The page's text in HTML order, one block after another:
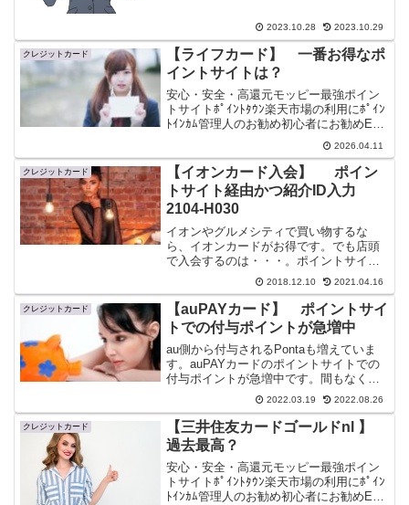
2023.10.28 2023.10.29
クレジットカード
【ライフカード】 一番お得なポ
イントサイトは？
安心・安全・高還元モッピー最強ポイン
トサイトﾎﾟｲﾝﾄﾀｳﾝ楽天市場の利用にﾎﾟｲﾝ
ﾄｲﾝｶﾑ管理人のお勧め初心者にお勧めEC
ナビAmazonご利用にハピタス全てが高還
元げん玉「ライフカード」とは？「ライ
フカード」は、ライフカード株式会社
が...
2026.04.11
クレジットカード
【イオンカード入会】 ポイン
トサイト経由かつ紹介ID入力
2104-H030
イオンやグルメシティで買い物するな
ら、イオンカードがお得です。でも店頭
で入会するのは・・・。ポイントサイト
と紹介IDを利用した、イオンカードの一
番有利な入会方法について書いてみまし
た。紹介ID載せています、使ってくださ
い。
2018.12.10 2021.04.16
クレジットカード
【auPAYカード】 ポイントサイ
トでの付与ポイントが急増中
au側から付与されるPontaも増えていま
す。auPAYカードのポイントサイトでの
付与ポイントが急増中です。間もなく開
始予定の「投資信託積立」への対策か
な？2022/08/26 5,000円以上のサイト
が多数 ※チャン...
2022.03.19 2022.08.26
クレジットカード
【三井住友カードゴールドnl 】
過去最高？
安心・安全・高還元モッピー最強ポイン
トサイトﾎﾟｲﾝﾄﾀｳﾝ楽天市場の利用にﾎﾟｲﾝ
ﾄｲﾝｶﾑ管理人のお勧め初心者にお勧めEC